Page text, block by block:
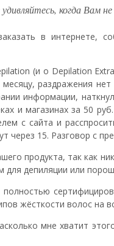
когда Вам
в интернете,
(и о Depilation
раздражения
информации,
и магазинах за 50
с сайта и
через 15. Разговор с
продукта, так как
для депиляции или
жёсткости волос на
мне хватит